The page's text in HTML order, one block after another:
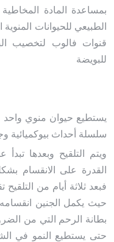
بمساعدة المادة
الطبيعي للحيوانات
قنوات فالوب لتخصيب
للبويضة
يستطيع حيوان منوي واحد
سلسلة أحداث بيوكميائية
ويتم التلقيح وبعدها
القدرة على الانقسام
فبعد ثلاثة أيام من
حيث يكمل الجنين
بطانة الرحم التي من
حتى يستطيع النمو في